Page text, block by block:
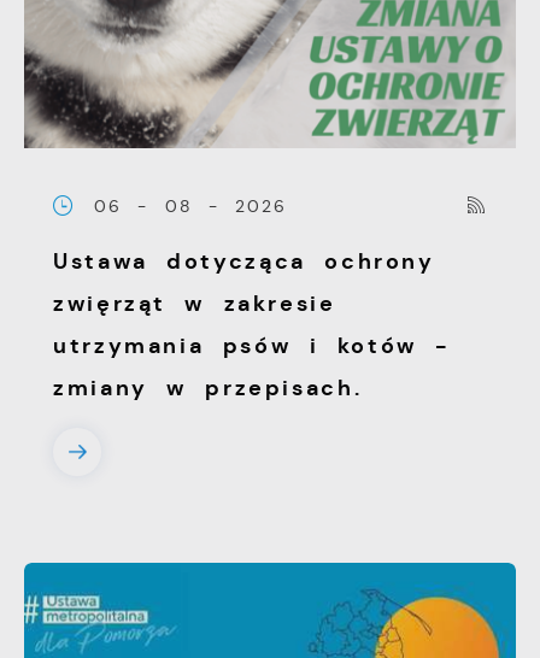
06 - 08 - 2026
Ustawa dotycząca ochrony
zwięrząt w zakresie
utrzymania psów i kotów -
zmiany w przepisach.
witryny internetowej. Treści promocyjne
mogą pojawić się na stronach podmiotów
trzecich lub firm będących naszymi
partnerami oraz innych dostawców usług.
pośredników prezentujących nasze treści w
mediów społecznościowych.